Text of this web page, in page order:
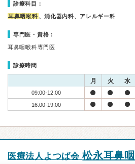
診療科目：
耳鼻咽喉科 、消化器内科、アレルギー科
専門医・資格：
耳鼻咽喉科専門医
診療時間
月 火 水
09:00-12:00
16:00-19:00
医療法人よつば会松永耳鼻